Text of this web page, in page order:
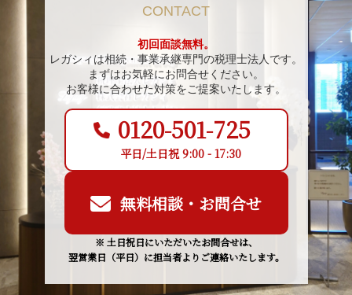
CONTACT
初回面談無料。
レガシィは相続・事業承継専門の税理士法人です。
まずはお気軽にお問合せください。
お客様に合わせた対策をご提案いたします。
0120-501-725
平日/土日祝 9:00 - 17:30
無料相談・お問合せ
※ 土日祝日にいただいたお問合せは、
翌営業日（平日）に担当者よりご連絡いたします。